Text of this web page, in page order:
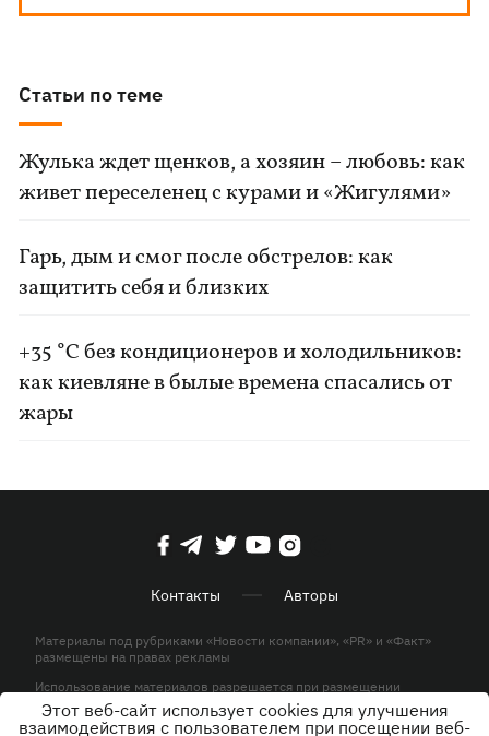
Статьи по теме
Жулька ждет щенков, а хозяин – любовь: как
живет переселенец с курами и «Жигулями»
Гарь, дым и смог после обстрелов: как
защитить себя и близких
+35 °C без кондиционеров и холодильников:
как киевляне в былые времена спасались от
жары
Контакты Авторы
Материалы под рубриками «Новости компании», «PR» и «Факт»
размещены на правах рекламы
Использование материалов разрешается при размещении
активной гиперссылки на KP.UA в первом абзаце.
© ООО «ЮЛАВ МЕДИА»,2026. Все права защищены.
Этот веб-сайт использует cookies для улучшения
взаимодействия с пользователем при посещении веб-